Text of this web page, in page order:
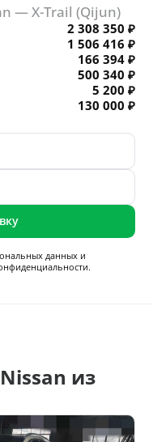
— X-Trail (Qijun)
2 308 350 ₽
1 506 416 ₽
166 394 ₽
500 340 ₽
5 200 ₽
130 000 ₽
данныхи
из